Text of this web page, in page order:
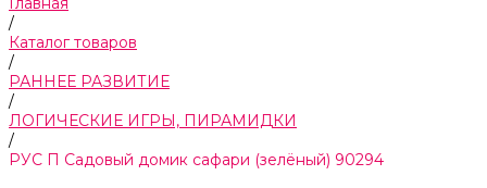
/
Каталог товаров
/
РАННЕЕ РАЗВИТИЕ
/
ЛОГИЧЕСКИЕ ИГРЫ, ПИРАМИДКИ
/
РУС П Садовый домик сафари (зелёный) 90294